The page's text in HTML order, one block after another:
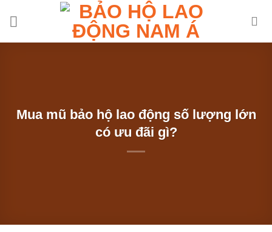
Mua mũ bảo hộ lao động số lượng lớn
có ưu đãi gì?